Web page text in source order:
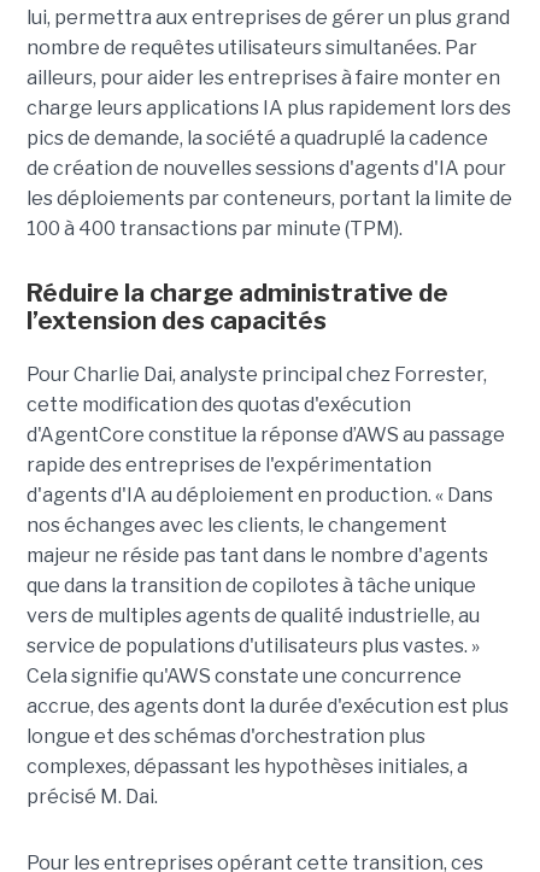
lui, permettra aux entreprises de gérer un plus grand
nombre de requêtes utilisateurs simultanées. Par
ailleurs, pour aider les entreprises à faire monter en
charge leurs applications IA plus rapidement lors des
pics de demande, la société a quadruplé la cadence
de création de nouvelles sessions d'agents d'IA pour
les déploiements par conteneurs, portant la limite de
100 à 400 transactions par minute (TPM).
Réduire la charge administrative de
l’extension des capacités
Pour Charlie Dai, analyste principal chez Forrester,
cette modification des quotas d'exécution
d'AgentCore constitue la réponse d’AWS au passage
rapide des entreprises de l'expérimentation
d'agents d'IA au déploiement en production. « Dans
nos échanges avec les clients, le changement
majeur ne réside pas tant dans le nombre d'agents
que dans la transition de copilotes à tâche unique
vers de multiples agents de qualité industrielle, au
service de populations d'utilisateurs plus vastes. »
Cela signifie qu'AWS constate une concurrence
accrue, des agents dont la durée d'exécution est plus
longue et des schémas d'orchestration plus
complexes, dépassant les hypothèses initiales, a
précisé M. Dai.
Pour les entreprises opérant cette transition, ces